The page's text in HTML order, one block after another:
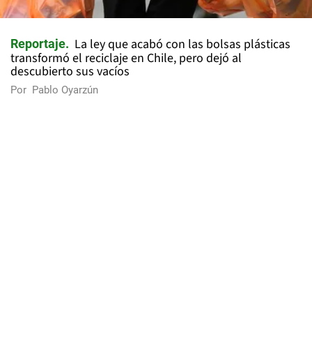
Reportaje
La ley que acabó con las bolsas plásticas
transformó el reciclaje en Chile, pero dejó al
descubierto sus vacíos
Por Pablo Oyarzún